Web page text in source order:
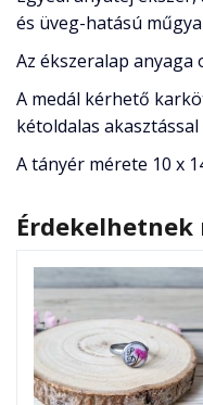
és üveg-hatású
Az ékszeralap anyaga
A medál kérhető
kétoldalas
A tányér mérete 10 x
Érdekelhetnek